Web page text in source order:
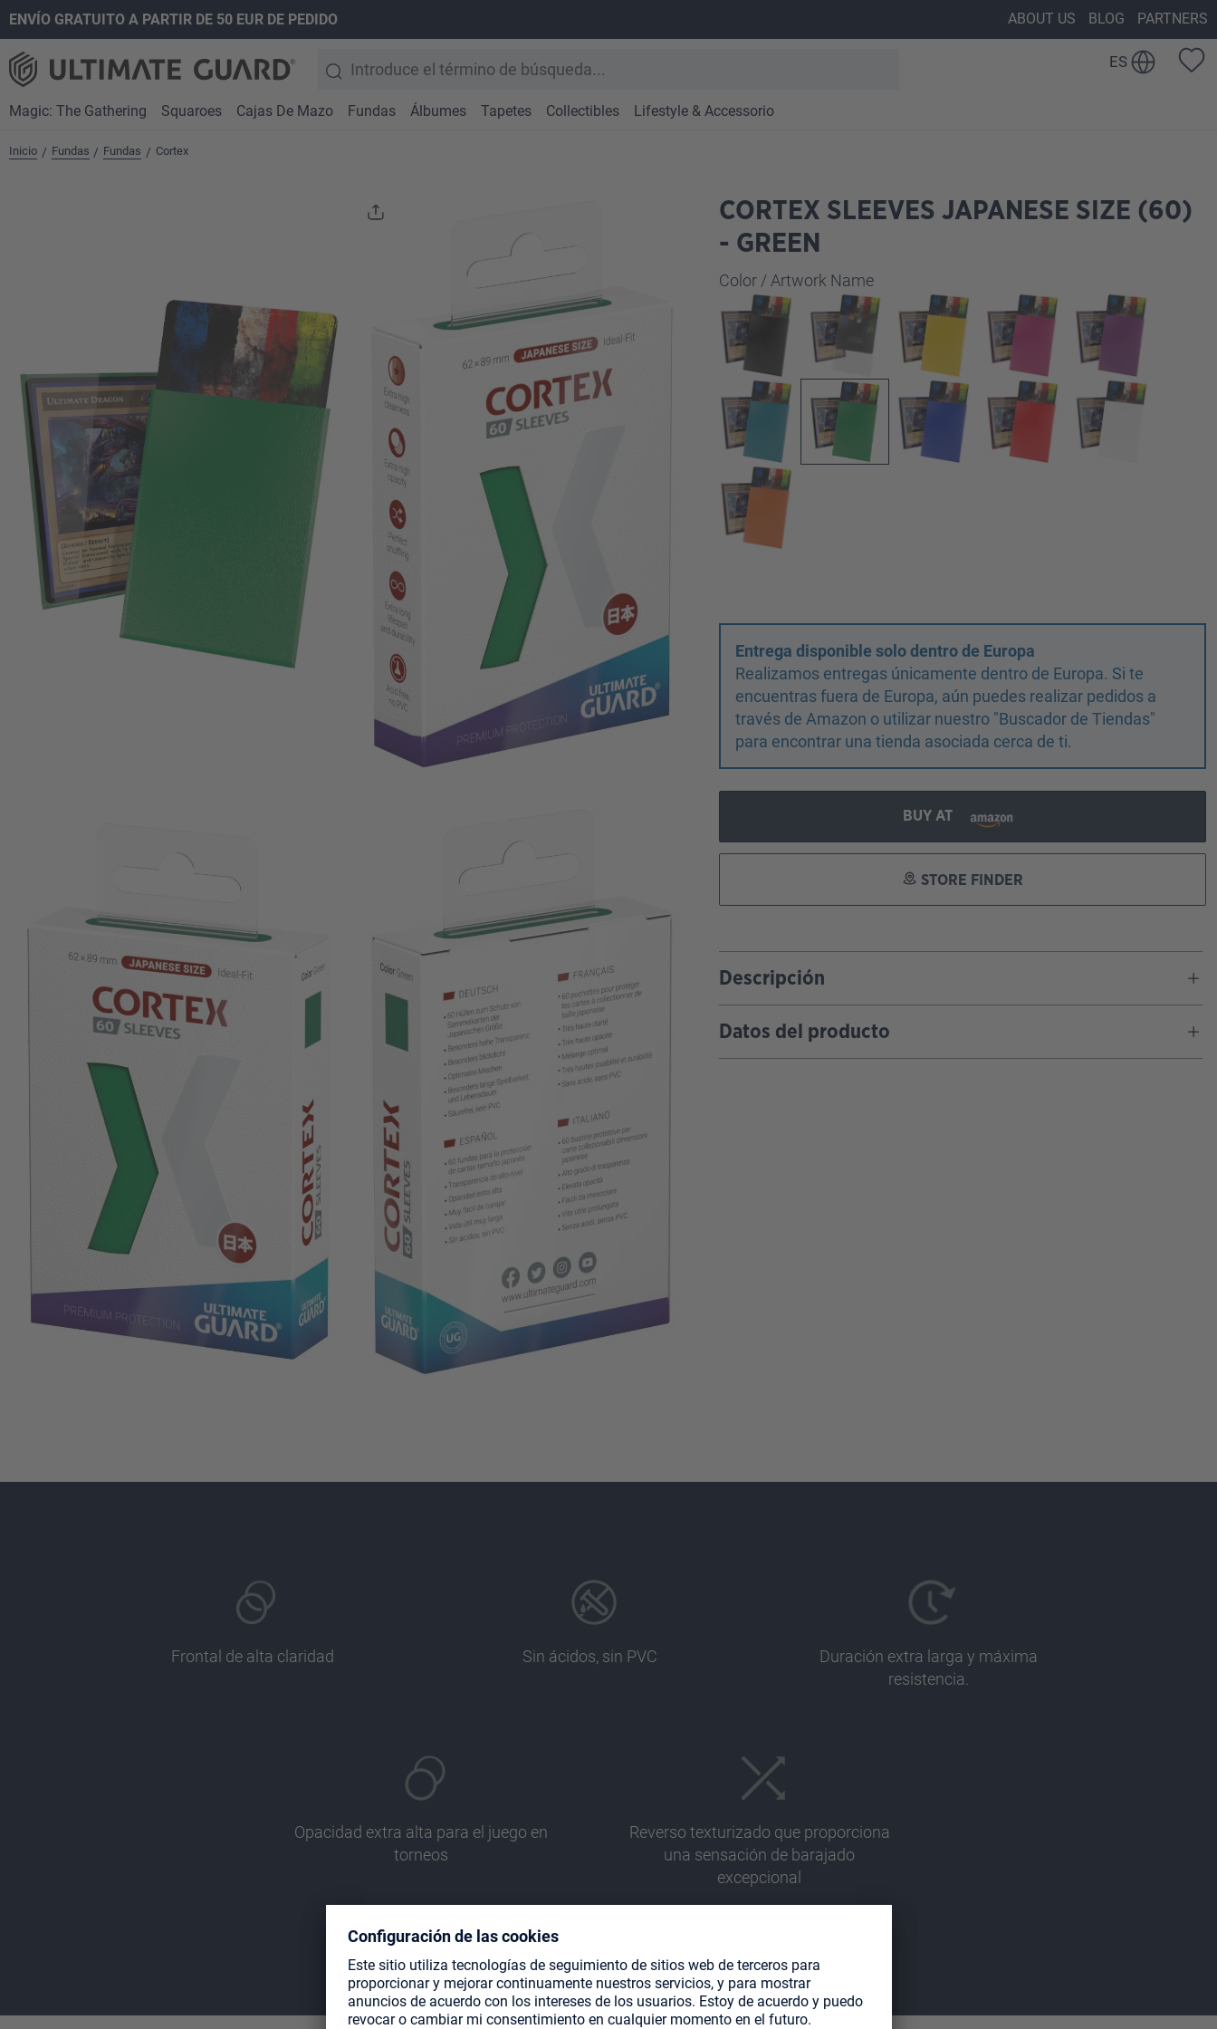
Saltar a la navegación principal
ENVÍO GRATUITO A PARTIR DE 50 EUR DE PEDIDO ABOUT US BLOG PARTNERS
ES
Magic: The Gathering Squaroes Cajas De Mazo Fundas Álbumes Tapetes Collectibles Lifestyle & Accessorio
Inicio / Fundas / Fundas / Cortex
CORTEX SLEEVES JAPANESE SIZE (60)
- GREEN
Seleccione
Color / Artwork Name
Entrega disponible solo dentro de Europa
Realizamos entregas únicamente dentro de Europa. Si te
encuentras fuera de Europa, aún puedes realizar pedidos a
través de Amazon o utilizar nuestro "Buscador de Tiendas"
para encontrar una tienda asociada cerca de ti.
BUY AT
STORE FINDER
Descripción
Datos del producto
Frontal de alta claridad Sin ácidos, sin PVC
Duración extra larga y máxima
resistencia.
Opacidad extra alta para el juego en
torneos
Reverso texturizado que proporciona
una sensación de barajado
excepcional